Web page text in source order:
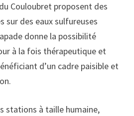
Couloubret proposent des
sur des eaux sulfureuses
donne la possibilité
à la fois thérapeutique et
d’un cadre paisible et
stations à taille humaine,